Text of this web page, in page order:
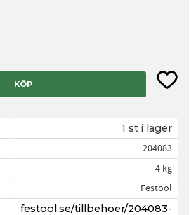
KÖP Lägg
1 st i lager
204083
4 kg
Festool
festool.se/tillbehoer/204083-